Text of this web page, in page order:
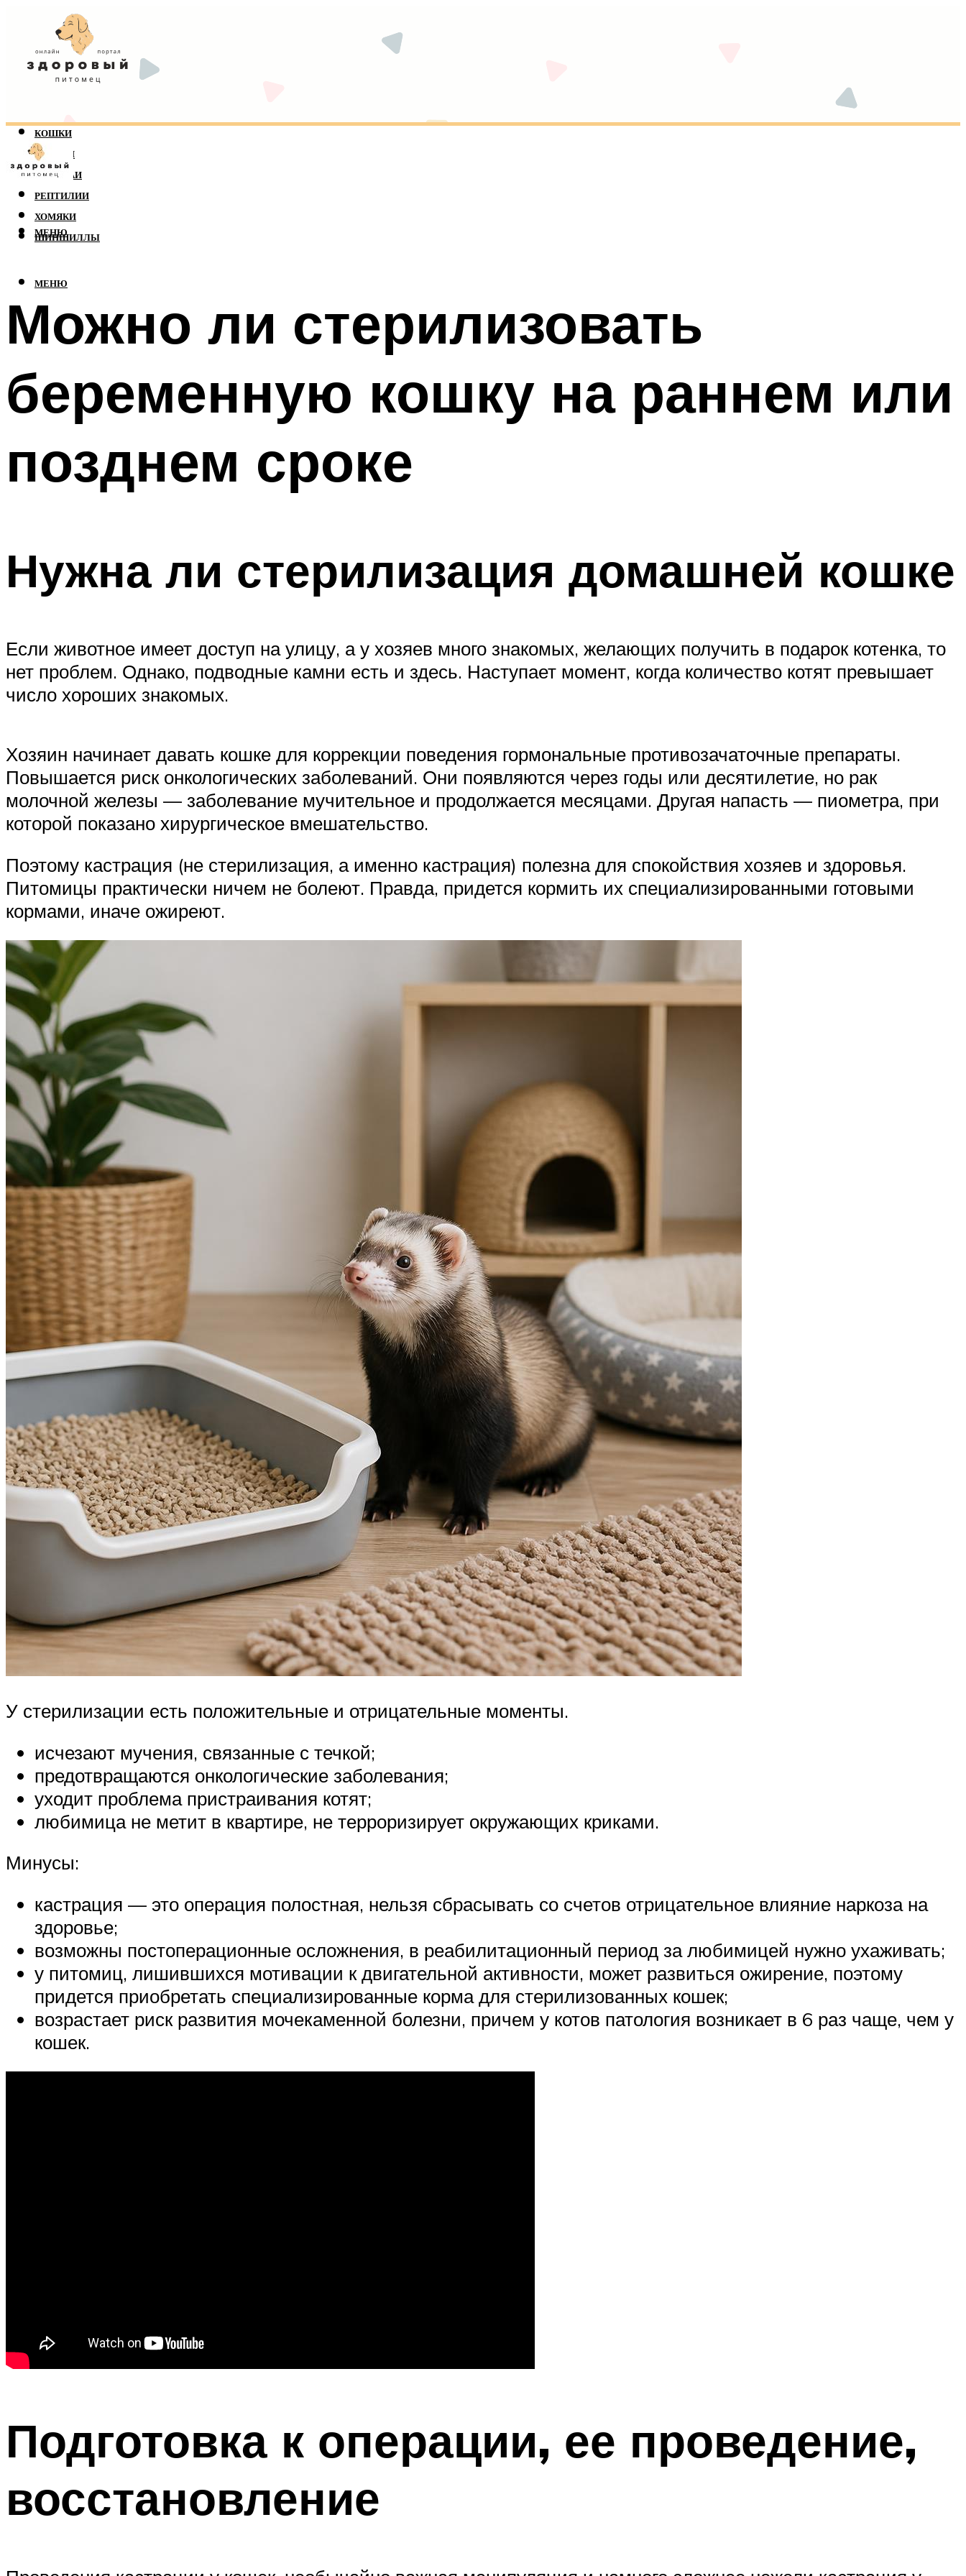
КОШКИ
СОБАКИ
ПОПУГАИ
РЕПТИЛИИ
ХОМЯКИ
ШИНШИЛЛЫ
МЕНЮ
МЕНЮ
Можно ли стерилизовать
беременную кошку на раннем или
позднем сроке
Нужна ли стерилизация домашней кошке
Если животное имеет доступ на улицу, а у хозяев много знакомых, желающих получить в подарок котенка, то
нет проблем. Однако, подводные камни есть и здесь. Наступает момент, когда количество котят превышает
число хороших знакомых.
Хозяин начинает давать кошке для коррекции поведения гормональные противозачаточные препараты.
Повышается риск онкологических заболеваний. Они появляются через годы или десятилетие, но рак
молочной железы — заболевание мучительное и продолжается месяцами. Другая напасть — пиометра, при
которой показано хирургическое вмешательство.
Поэтому кастрация (не стерилизация, а именно кастрация) полезна для спокойствия хозяев и здоровья.
Питомицы практически ничем не болеют. Правда, придется кормить их специализированными готовыми
кормами, иначе ожиреют.
У стерилизации есть положительные и отрицательные моменты.
исчезают мучения, связанные с течкой;
предотвращаются онкологические заболевания;
уходит проблема пристраивания котят;
любимица не метит в квартире, не терроризирует окружающих криками.
Минусы:
кастрация — это операция полостная, нельзя сбрасывать со счетов отрицательное влияние наркоза на
здоровье;
возможны постоперационные осложнения, в реабилитационный период за любимицей нужно ухаживать;
у питомиц, лишившихся мотивации к двигательной активности, может развиться ожирение, поэтому
придется приобретать специализированные корма для стерилизованных кошек;
возрастает риск развития мочекаменной болезни, причем у котов патология возникает в 6 раз чаще, чем у
кошек.
Подготовка к операции, ее проведение,
восстановление